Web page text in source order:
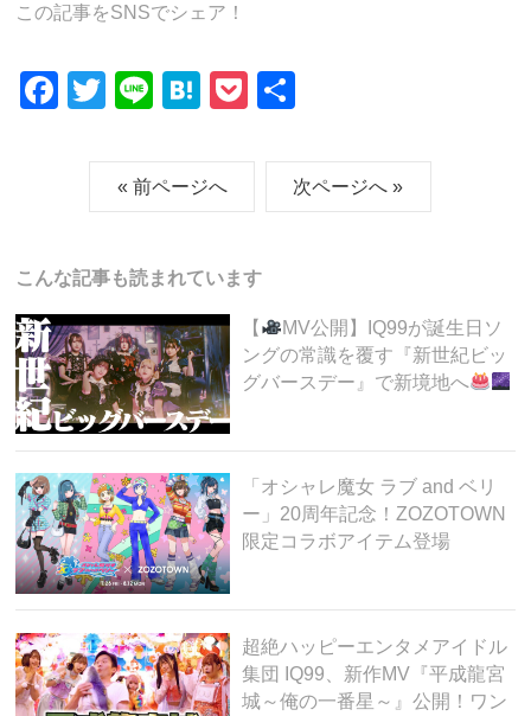
この記事をSNSでシェア！
F
o
o
k
T
tt
er
Li
e
H
e
n
P
ck
et
次ページへ »
« 前ページへ
こんな記事も読まれています
【
MV公開】IQ99が誕生日ソ
ングの常識を覆す『新世紀ビッ
グバースデー』で新境地へ
「オシャレ魔女 ラブ and ベリ
ー」20周年記念！ZOZOTOWN
限定コラボアイテム登場
超絶ハッピーエンタメアイドル
集団 IQ99、新作MV『平成龍宮
城～俺の一番星～』公開！ワン